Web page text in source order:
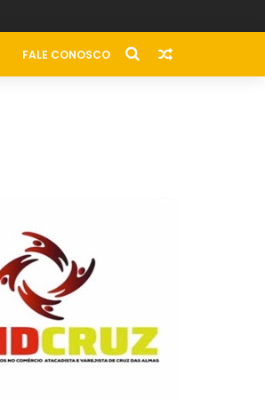
FALE CONOSCO